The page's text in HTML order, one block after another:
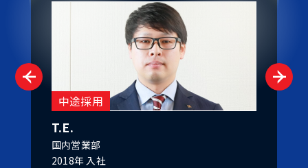
新卒採用
M.N.
経理部
2017年 入社